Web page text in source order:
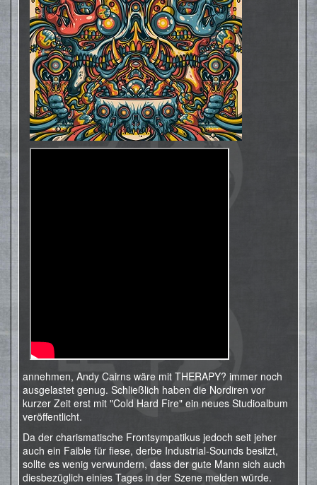
annehmen, Andy Cairns wäre mit THERAPY? immer noch
ausgelastet genug. Schließlich haben die Nordiren vor
kurzer Zeit erst mit "Cold Hard Fire" ein neues Studioalbum
veröffentlicht.
Da der charismatische Frontsympatikus jedoch seit jeher
auch ein Faible für fiese, derbe Industrial-Sounds besitzt,
sollte es wenig verwundern, dass der gute Mann sich auch
diesbezüglich einies Tages in der Szene melden würde.